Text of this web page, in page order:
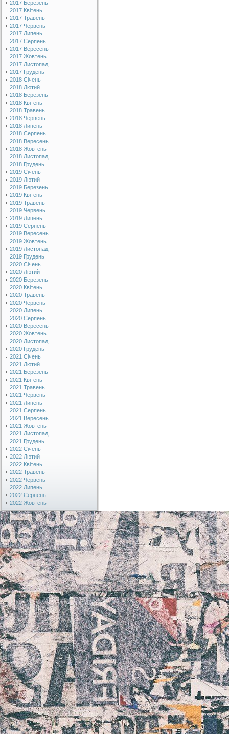
2017 Березень
2017 Квітень
2017 Травень
2017 Червень
2017 Липень
2017 Серпень
2017 Вересень
2017 Жовтень
2017 Листопад
2017 Грудень
2018 Січень
2018 Лютий
2018 Березень
2018 Квітень
2018 Травень
2018 Червень
2018 Липень
2018 Серпень
2018 Вересень
2018 Жовтень
2018 Листопад
2018 Грудень
2019 Січень
2019 Лютий
2019 Березень
2019 Квітень
2019 Травень
2019 Червень
2019 Липень
2019 Серпень
2019 Вересень
2019 Жовтень
2019 Листопад
2019 Грудень
2020 Січень
2020 Лютий
2020 Березень
2020 Квітень
2020 Травень
2020 Червень
2020 Липень
2020 Серпень
2020 Вересень
2020 Жовтень
2020 Листопад
2020 Грудень
2021 Січень
2021 Лютий
2021 Березень
2021 Квітень
2021 Травень
2021 Червень
2021 Липень
2021 Серпень
2021 Вересень
2021 Жовтень
2021 Листопад
2021 Грудень
2022 Січень
2022 Лютий
2022 Квітень
2022 Травень
2022 Червень
2022 Липень
2022 Серпень
2022 Жовтень